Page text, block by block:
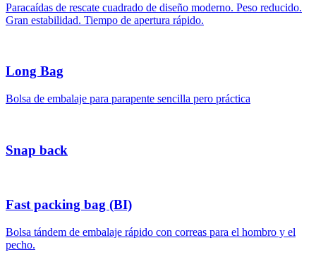
Paracaídas de rescate cuadrado de diseño moderno. Peso reducido.
Gran estabilidad. Tiempo de apertura rápido.
Long Bag
Bolsa de embalaje para parapente sencilla pero práctica
Snap back
Fast packing bag (BI)
Bolsa tándem de embalaje rápido con correas para el hombro y el
pecho.